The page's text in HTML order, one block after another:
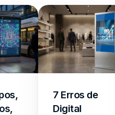
7 Erros de
Digital